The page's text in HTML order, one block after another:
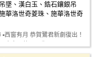
墜、漢白玉、鋯石鑲銀吊
華洛世奇菱珠、施華洛世奇
西窗有月 恭賀鷺君新劇復出！